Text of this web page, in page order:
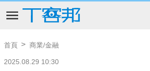
首頁 商業/金融
2025.08.29 10:30